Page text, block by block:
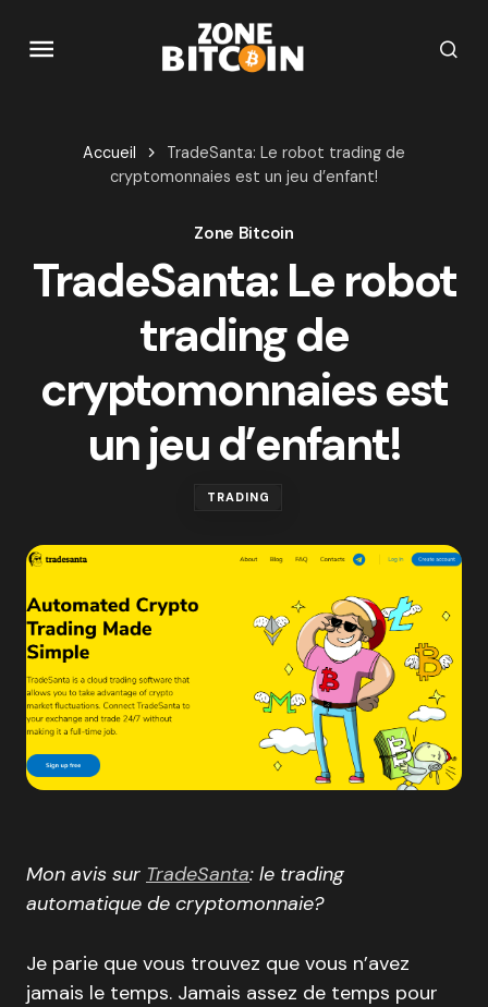
Accueil
TradeSanta: Le robot trading de
cryptomonnaies est un jeu d’enfant!
Zone Bitcoin
TradeSanta: Le robot
trading de
cryptomonnaies est
un jeu d’enfant!
TRADING
Mon avis sur TradeSanta: le trading
automatique de cryptomonnaie?
Je parie que vous trouvez que vous n’avez
jamais le temps. Jamais assez de temps pour